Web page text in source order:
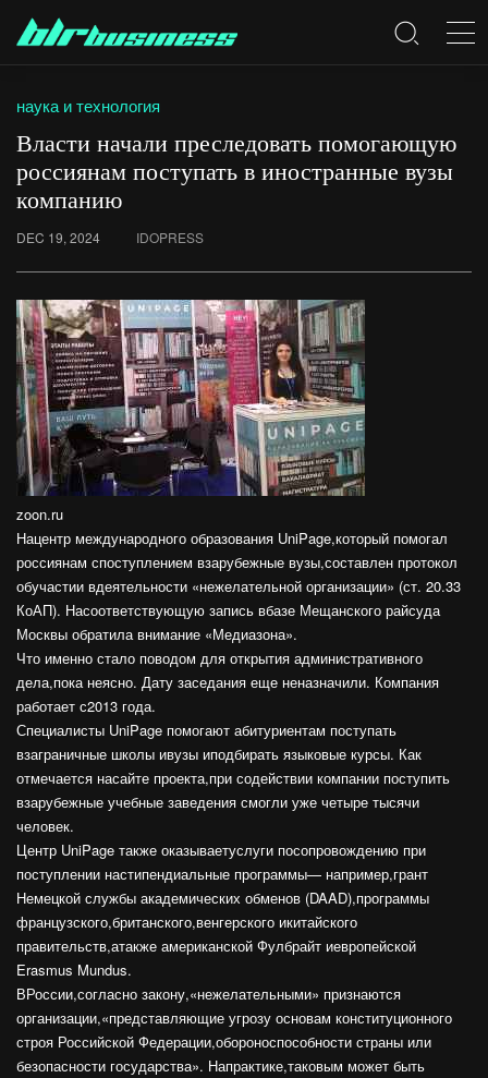
наука и технология
Власти начали преследовать помогающую
россиянам поступать в иностранные вузы
компанию
DEC 19, 2024 IDOPRESS
zoon.ru
Нацентр международного образования UniPage,который помогал
россиянам споступлением взарубежные вузы,составлен протокол
обучастии вдеятельности «нежелательной организации» (ст. 20.33
КоАП). Насоответствующую запись вбазе Мещанского райсуда
Москвы обратила внимание «Медиазона».
Что именно стало поводом для открытия административного
дела,пока неясно. Дату заседания еще неназначили. Компания
работает с2013 года.
Специалисты UniPage помогают абитуриентам поступать
взаграничные школы ивузы иподбирать языковые курсы. Как
отмечается насайте проекта,при содействии компании поступить
взарубежные учебные заведения смогли уже четыре тысячи
человек.
Центр UniPage также оказываетуслуги посопровождению при
поступлении настипендиальные программы— например,грант
Немецкой службы академических обменов (DAAD),программы
французского,британского,венгерского икитайского
правительств,атакже американской Фулбрайт иевропейской
Erasmus Mundus.
ВРоссии,согласно закону,«нежелательными» признаются
организации,«представляющие угрозу основам конституционного
строя Российской Федерации,обороноспособности страны или
безопасности государства». Напрактике,таковым может быть